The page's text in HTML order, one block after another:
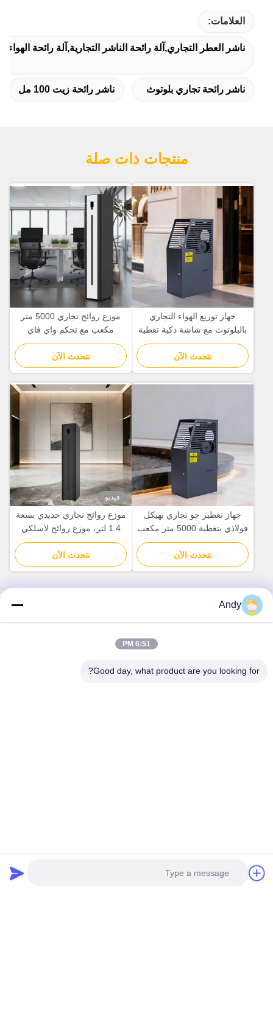
العلامات:
ناشر العطر التجاري,آلة رائحة الناشر التجارية,آلة رائحة الهواء
ناشر رائحة تجاري بلوتوث ناشر رائحة زيت 100 مل
منتجات ذات صلة
جهاز توزيع الهواء التجاري
بالبلوتوث مع شاشة ذكية تغطية
5000 متر مكعب
نتحدث الآن
موزع روائح تجاري 5000 متر
مكعب مع تحكم واي فاي
بلوتوث وتطبيق
نتحدث الآن
جهاز تعطير جو تجاري بهيكل
فولاذي بتغطية 5000 متر مكعب
وسعة 1000 مل
نتحدث الآن
فيديو
موزع روائح تجاري حديدي بسعة
1.4 لتر، موزع روائح لاسلكي
بسعة 1400 مل
نتحدث الآن
اتصال سريع
مقاطعة قوانغدونغ، الصين
Andy
6:51 PM
Good day, what product are you looking for?